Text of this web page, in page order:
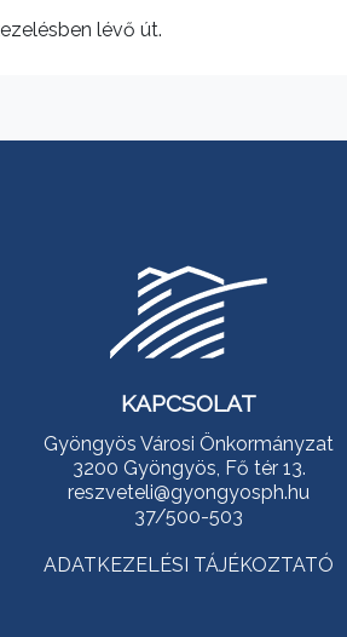
lévő út.
KAPCSOLAT
Gyöngyös Városi Önkormányzat
3200 Gyöngyös, Fő tér 13.
reszveteli@gyongyosph.hu
37/500-503
ADATKEZELÉSI TÁJÉKOZTATÓ